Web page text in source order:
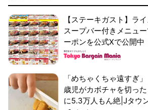
【ステーキガスト】ラ
スープバー付きメニュ
ーポンを公式Xで公開中
「めちゃくちゃ遠すぎ
歳児がカボチャを切っ
に5.3万人もん絶|Jタウ